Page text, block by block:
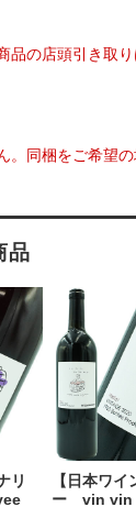
品の店頭引き取
。同梱をご希望
品
リ
【日本ワ
ー vin vin